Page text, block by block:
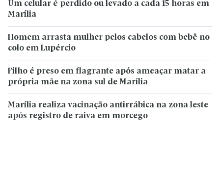
Um celular é perdido ou levado a cada 15 horas em
Marília
Homem arrasta mulher pelos cabelos com bebê no
colo em Lupércio
Filho é preso em flagrante após ameaçar matar a
própria mãe na zona sul de Marília
Marília realiza vacinação antirrábica na zona leste
após registro de raiva em morcego